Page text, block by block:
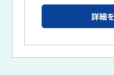
詳細